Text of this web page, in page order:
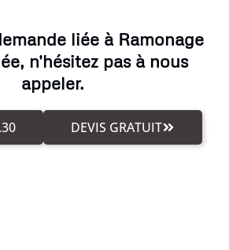
liée à Ramonage
n'hésitez pas à nous
appeler.
DEVIS GRATUIT